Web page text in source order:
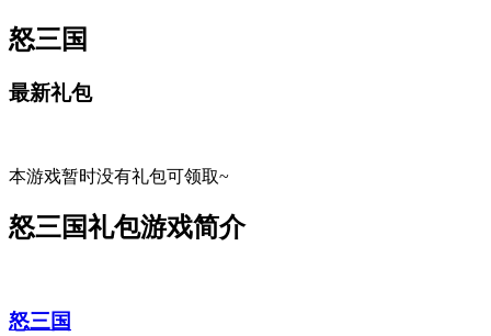
怒三国
最新礼包
本游戏暂时没有礼包可领取~
怒三国礼包游戏简介
怒三国